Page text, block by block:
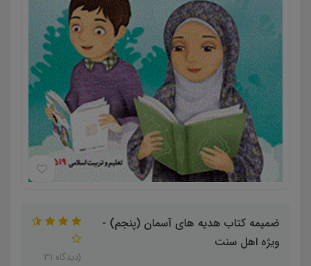
ضمیمه کتاب هدیه های آسمان (پنجم) -
ویژه اهل سنت
(دیدگاه 31